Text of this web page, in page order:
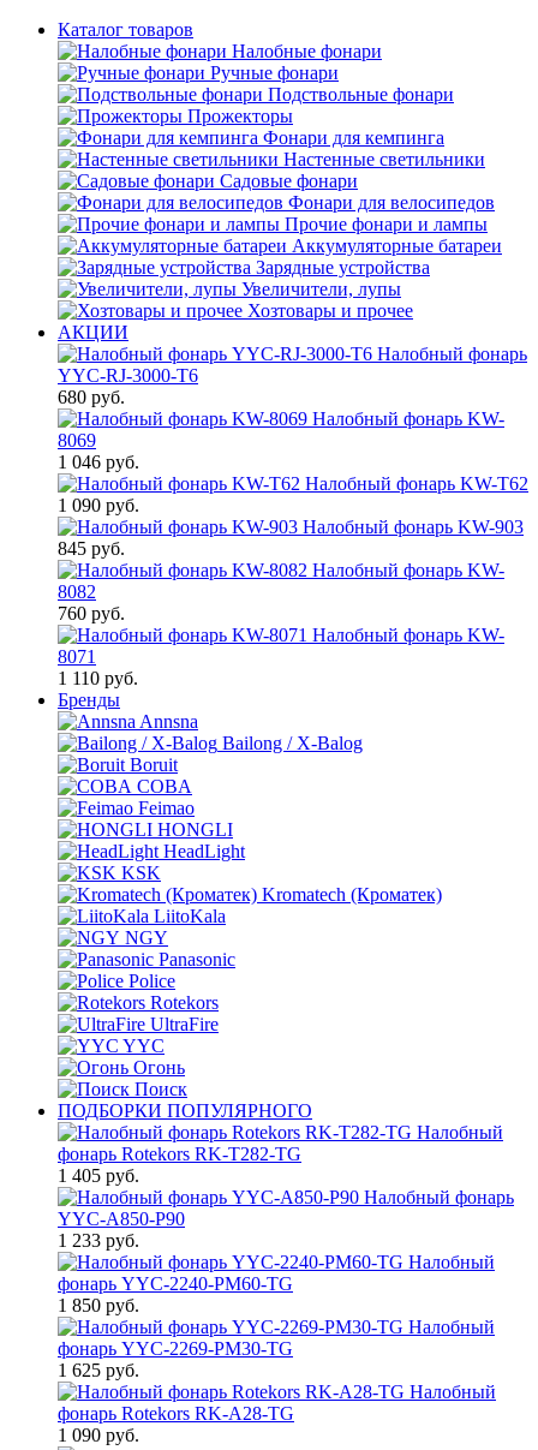
Каталог товаров
Налобные фонари
Ручные фонари
Подствольные фонари
Прожекторы
Фонари для кемпинга
Настенные светильники
Садовые фонари
Фонари для велосипедов
Прочие фонари и лампы
Аккумуляторные батареи
Зарядные устройства
Увеличители, лупы
Хозтовары и прочее
АКЦИИ
Налобный фонарь
YYC-RJ-3000-T6
680 руб.
Налобный фонарь KW-
8069
1 046 руб.
Налобный фонарь KW-T62
1 090 руб.
Налобный фонарь KW-903
845 руб.
Налобный фонарь KW-
8082
760 руб.
Налобный фонарь KW-
8071
1 110 руб.
Бренды
Annsna
Bailong / X-Balog
Boruit
COBA
Feimao
HONGLI
HeadLight
KSK
Kromatech (Кроматек)
LiitoKala
NGY
Panasonic
Police
Rotekors
UltraFire
YYC
Огонь
Поиск
ПОДБОРКИ ПОПУЛЯРНОГО
Налобный
фонарь Rotekors RK-T282-TG
1 405 руб.
Налобный фонарь
YYC-A850-P90
1 233 руб.
Налобный
фонарь YYC-2240-PM60-TG
1 850 руб.
Налобный
фонарь YYC-2269-PM30-TG
1 625 руб.
Налобный
фонарь Rotekors RK-A28-TG
1 090 руб.